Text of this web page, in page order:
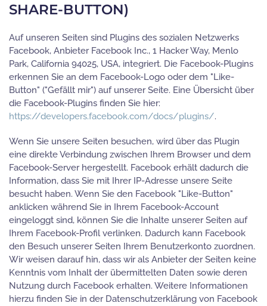
SHARE-BUTTON)
Auf unseren Seiten sind Plugins des sozialen Netzwerks
Facebook, Anbieter Facebook Inc., 1 Hacker Way, Menlo
Park, California 94025, USA, integriert. Die Facebook-Plugins
erkennen Sie an dem Facebook-Logo oder dem "Like-
Button" ("Gefällt mir") auf unserer Seite. Eine Übersicht über
die Facebook-Plugins finden Sie hier:
https://developers.facebook.com/docs/plugins/.
Wenn Sie unsere Seiten besuchen, wird über das Plugin
eine direkte Verbindung zwischen Ihrem Browser und dem
Facebook-Server hergestellt. Facebook erhält dadurch die
Information, dass Sie mit Ihrer IP-Adresse unsere Seite
besucht haben. Wenn Sie den Facebook "Like-Button"
anklicken während Sie in Ihrem Facebook-Account
eingeloggt sind, können Sie die Inhalte unserer Seiten auf
Ihrem Facebook-Profil verlinken. Dadurch kann Facebook
den Besuch unserer Seiten Ihrem Benutzerkonto zuordnen.
Wir weisen darauf hin, dass wir als Anbieter der Seiten keine
Kenntnis vom Inhalt der übermittelten Daten sowie deren
Nutzung durch Facebook erhalten. Weitere Informationen
hierzu finden Sie in der Datenschutzerklärung von Facebook